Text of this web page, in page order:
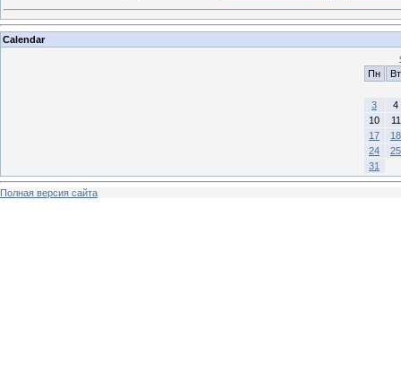
Calendar
Пн
Вт
3
4
10
11
17
18
24
25
31
Полная версия сайта